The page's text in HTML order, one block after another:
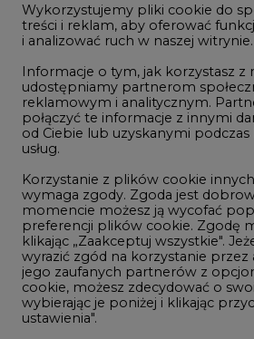
Studio CIRE
Rozmowy o energetyce
Gospodarka
Geopolityka
LTE450
Innowacje i AI
Telekomunikacja i IT
Handel emisjami CO2
Wodór
Górnictwo
Wykorzystujemy pliki cookie do
treści i reklam, aby oferować
i analizować ruch w naszej witrynie.
Informacje o tym, jak korzystasz z
udostępniamy partnerom
reklamowym i analitycznym.
połączyć te informacje z innymi
od Ciebie lub uzyskanymi podczas
usług.
Korzystanie z plików cookie
wymaga zgody. Zgoda jest
momencie możesz ją wycofać
preferencji plików cookie. Zgodę
klikając „Zaakceptuj wszystkie".
wyrazić zgód na korzystanie przez
jego zaufanych partnerów z
cookie, możesz zdecydować o
wybierając je poniżej i klikając
ustawienia".